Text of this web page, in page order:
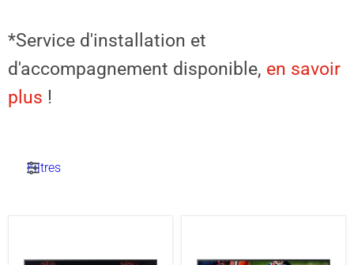
*Service d'installation et
d'accompagnement disponible, en savoir
plus !
Filtres